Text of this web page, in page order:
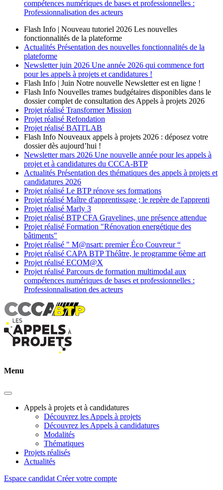
compétences numériques de bases et professionnelles :
Professionnalisation des acteurs
Flash Info | Nouveau tutoriel 2026 Les nouvelles
fonctionnalités de la plateforme
Actualités Présentation des nouvelles fonctionnalités de la
plateforme
Newsletter juin 2026 Une année 2026 qui commence fort
pour les appels à projets et candidatures !
Flash Info | Juin Notre nouvelle Newsletter est en ligne !
Flash Info Nouvelles trames budgétaires disponibles dans le
dossier complet de consultation des Appels à projets 2026
Projet réalisé Transformer Mission
Projet réalisé Refondation
Projet réalisé BATI'LAB
Flash Info Nouveaux appels à projets 2026 : déposez votre
dossier dès aujourd’hui !
Newsletter mars 2026 Une nouvelle année pour les appels à
projet et à candidatures du CCCA-BTP
Actualités Présentation des thématiques des appels à projets et
candidatures 2026
Projet réalisé Le BTP rénove ses formations
Projet réalisé Maître d'apprentissage ; le repère de l'apprenti
Projet réalisé Marly 3
Projet réalisé BTP CFA Gravelines, une présence attendue
Projet réalisé Formation "Rénovation energétique des
bâtiments"
Projet réalisé " M@nsart: premier Éco Couvreur “
Projet réalisé CAPA BTP Théâtre, le programme 6ème art
Projet réalisé ECOM@X
Projet réalisé Parcours de formation multimodal aux
compétences numériques de bases et professionnelles :
Professionnalisation des acteurs
Menu
Appels à projets et à candidatures
Découvrez les Appels à projets
Découvrez les Appels à candidatures
Modalités
Thématiques
Projets réalisés
Actualités
Espace candidat Créer votre compte